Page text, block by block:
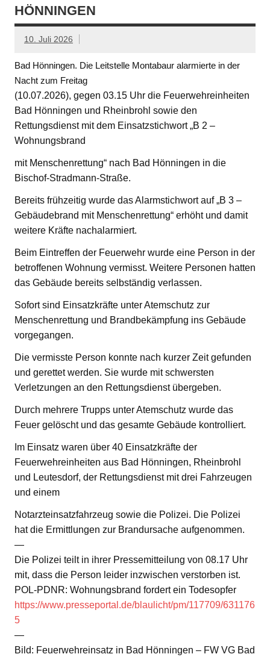
HÖNNINGEN
10. Juli 2026
Bad Hönningen. Die Leitstelle Montabaur alarmierte in der
Nacht zum Freitag
(10.07.2026), gegen 03.15 Uhr die Feuerwehreinheiten
Bad Hönningen und Rheinbrohl sowie den
Rettungsdienst mit dem Einsatzstichwort „B 2 –
Wohnungsbrand
mit Menschenrettung“ nach Bad Hönningen in die
Bischof-Stradmann-Straße.
Bereits frühzeitig wurde das Alarmstichwort auf „B 3 –
Gebäudebrand mit Menschenrettung“ erhöht und damit
weitere Kräfte nachalarmiert.
Beim Eintreffen der Feuerwehr wurde eine Person in der
betroffenen Wohnung vermisst. Weitere Personen hatten
das Gebäude bereits selbständig verlassen.
Sofort sind Einsatzkräfte unter Atemschutz zur
Menschenrettung und Brandbekämpfung ins Gebäude
vorgegangen.
Die vermisste Person konnte nach kurzer Zeit gefunden
und gerettet werden. Sie wurde mit schwersten
Verletzungen an den Rettungsdienst übergeben.
Durch mehrere Trupps unter Atemschutz wurde das
Feuer gelöscht und das gesamte Gebäude kontrolliert.
Im Einsatz waren über 40 Einsatzkräfte der
Feuerwehreinheiten aus Bad Hönningen, Rheinbrohl
und Leutesdorf, der Rettungsdienst mit drei Fahrzeugen
und einem
Notarzteinsatzfahrzeug sowie die Polizei. Die Polizei
hat die Ermittlungen zur Brandursache aufgenommen.
—
Die Polizei teilt in ihrer Pressemitteilung von 08.17 Uhr
mit, dass die Person leider inzwischen verstorben ist.
POL-PDNR: Wohnungsbrand fordert ein Todesopfer
https://www.presseportal.de/blaulicht/pm/117709/631176
5
—
Bild: Feuerwehreinsatz in Bad Hönningen – FW VG Bad